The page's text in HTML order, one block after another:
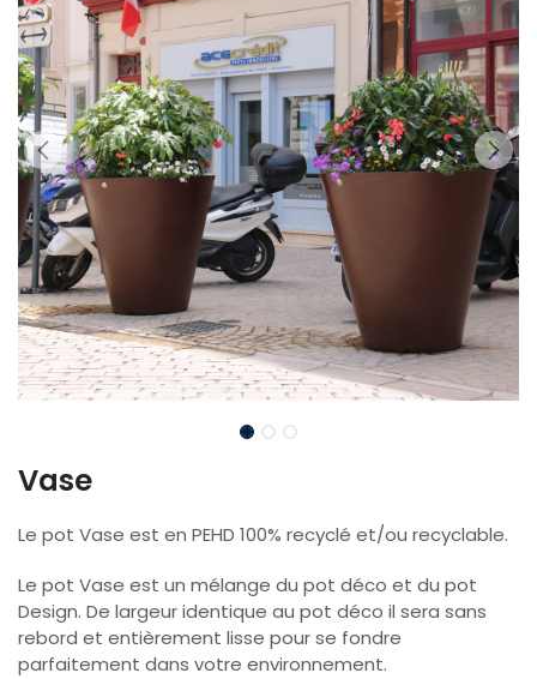
Vase
Le pot Vase est en PEHD 100% recyclé et/ou recyclable.
Le pot Vase est un mélange du pot déco et du pot
Design. De largeur identique au pot déco il sera sans
rebord et entièrement lisse pour se fondre
parfaitement dans votre environnement.